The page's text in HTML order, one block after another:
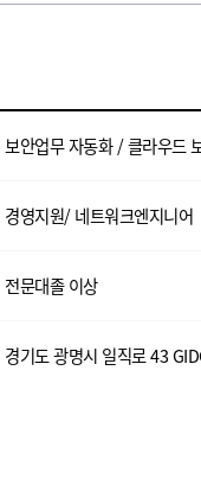
보안업무 자동화 / 클라우드
경영지원/ 네트워크엔지니어
전문대졸 이상
경기도 광명시 일직로 43